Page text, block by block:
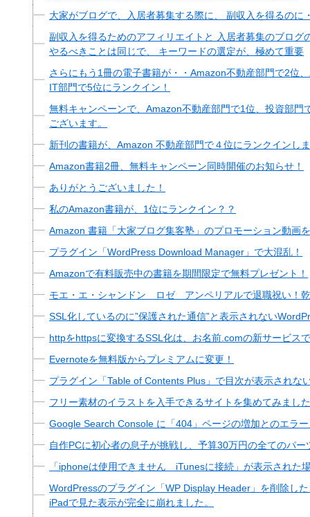
大家がブログで、入居者募集する際に、 副収入を得るのに
副収入を得るためのアフィリエイトと 入居者募集のブログ
やるべきことは同じで、 キーワードの選定が、極めて重要
さらにもう1冊の電子書籍が・・Amazon不動産部門で2位
IT部門で5位にランクイン！
無料キャンペーンで、Amazon不動産部門で1位、投資部門
ございます。
新刊の書籍が、Amazon 不動産部門で４位にランクインし
Amazon書籍2冊、無料キャンペーン同時開催のお知らせ！
ありがとうございました！
私のAmazon書籍が、1位にランクイン？？
Amazon 書籍「大家ブログ集客塾」のプロモーション動画
プラグイン「WordPress Download Manager」で大混乱！
Amazonで有料販売中の書籍を期間限定で無料プレゼント！
モエ・エ・シャンドン ロゼ アンペリアルで退職祝い！
SSL化しているのに”保護された通信”と表示されない
httpをhttpsに変換するSSL化は、お名前.comの新サービス
Evernoteを無料版からプレミアムに変更！
プラグイン「Table of Contents Plus」で目次が表示されな
フリー素材のイラストを入手できるサイトを集めてみまし
Google Search Console に「404」ページの増加とのエラ
自作PCに初心者の息子が挑戦し、予算30万円の全てのパ
「iphoneは使用できません iTunesに接続」が表示された
WordPressのプラグイン「WP Display Header」を削除し
iPadで見た表示が完全に崩れました。